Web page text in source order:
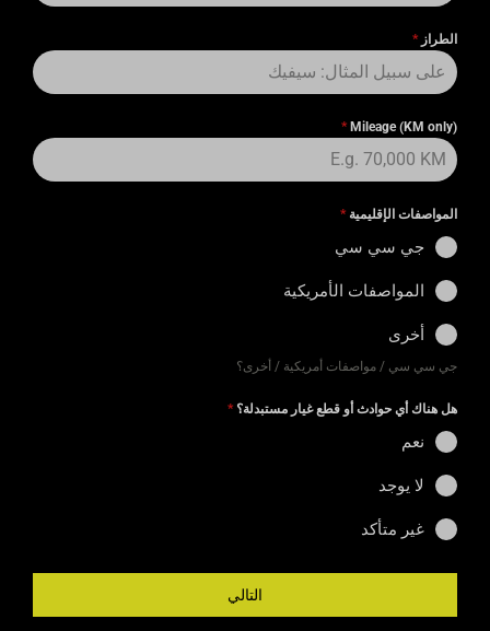
الطراز *
Mileage (KM only)
*
المواصفات الإقليمية *
جي سي سي
المواصفات الأمريكية
أخرى
جي سي سي / مواصفات أمريكية / أخرى؟
هل هناك أي حوادث أو قطع غيار مستبدلة؟ *
نعم
لا يوجد
غير متأكد
التالي